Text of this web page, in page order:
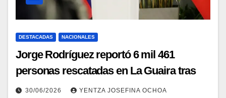
DESTACADAS NACIONALES
Jorge Rodríguez reportó 6 mil 461
personas rescatadas en La Guaira tras
emergencia sísmica
30/06/2026 YENTZA JOSEFINA OCHOA